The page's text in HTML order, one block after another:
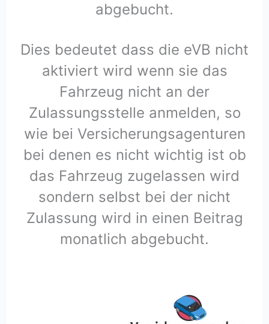
abgebucht.
Dies bedeutet dass die eVB nicht
aktiviert wird wenn sie das
Fahrzeug nicht an der
Zulassungsstelle anmelden, so
wie bei Versicherungsagenturen
bei denen es nicht wichtig ist ob
das Fahrzeug zugelassen wird
sondern selbst bei der nicht
Zulassung wird in einen Beitrag
monatlich abgebucht.